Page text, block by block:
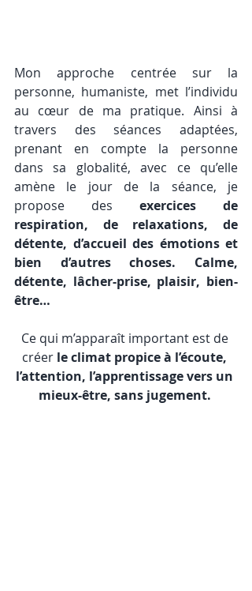
Mon approche centrée sur la
personne, humaniste, met l’individu
au cœur de ma pratique. Ainsi à
travers des séances adaptées,
prenant en compte la personne
dans sa globalité, avec ce qu’elle
amène le jour de la séance, je
propose des exercices de
respiration, de relaxations, de
détente, d’accueil des émotions et
bien d’autres choses. Calme,
détente, lâcher-prise, plaisir, bien-
être…
Ce qui m’apparaît important est de
créer le climat propice à l’écoute,
l’attention, l’apprentissage vers un
mieux-être, sans jugement.